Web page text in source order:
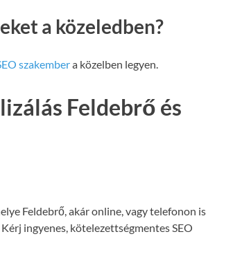
a közeledben?
szakembera közelben legyen.
Feldebrő és
Feldebrő, akár online, vagy telefonon is
ingyenes, kötelezettségmentes SEO